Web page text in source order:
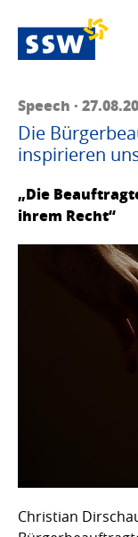
Speech ·
Die
inspirieren
„Die
ihrem Recht“
Christian